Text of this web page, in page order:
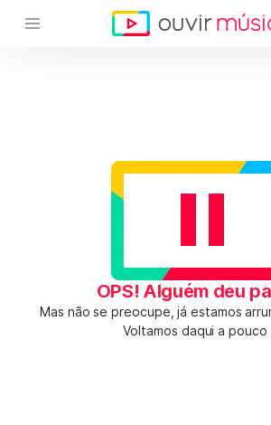
OPS! Alguém deu
Mas não se preocupe, já estamos
Voltamos daqui a pouco